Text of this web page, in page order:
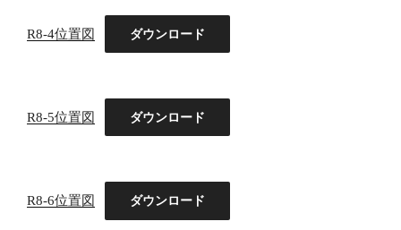
R8-4位置図 ダウンロード
R8-5位置図 ダウンロード
R8-6位置図 ダウンロード